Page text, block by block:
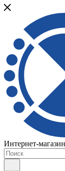
Интернет-